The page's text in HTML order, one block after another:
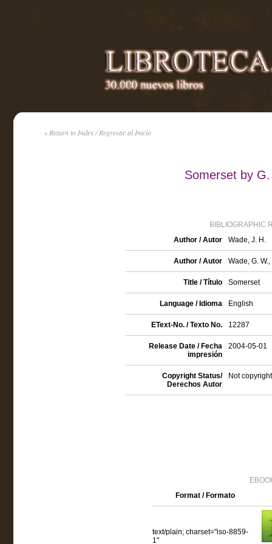
« Return to Index / Regresar al Inicio
Somerset by
BIBLIOGRAPHIC
Author / Autor
Wade, J. H.
Author / Autor Wade, G.
Title / Título Somerset
Language / Idioma English
EText-No. / Texto No. 12287
Release Date / Fecha
impresión
2004-05-01
Copyright Status/
Derechos Autor
Not
Format / Formato
text/plain; charset="iso-8859-
1"